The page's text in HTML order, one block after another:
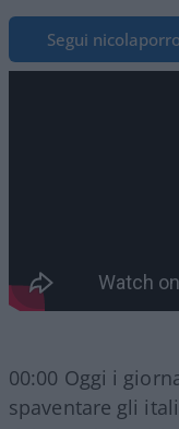
Segui
00:00 Oggi i
spaventare gli